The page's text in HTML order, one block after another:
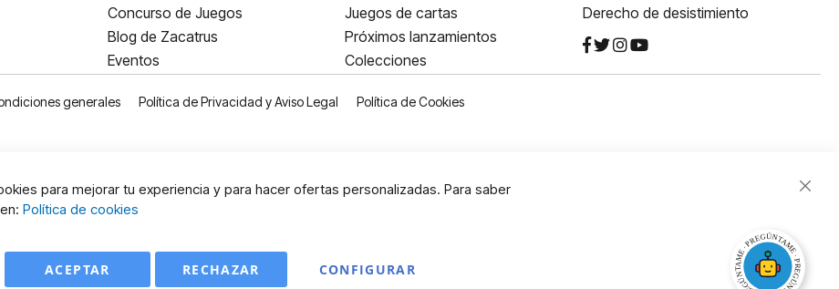
Concurso de Juegos
Blog de Zacatrus
Eventos
Juegos de cartas
Próximos lanzamientos
Colecciones
Derecho de desistimiento
generales Política de Privacidad y Aviso Legal Política de Cookies
para mejorar tu experiencia y para hacer ofertas personalizadas. Para saber
Política de cookies
ACEPTAR CONFIGURAR
RECHAZAR